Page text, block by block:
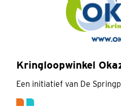
Kringloopwinkel
Een initiatief van De